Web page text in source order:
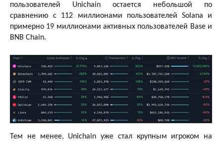
пользователей Unichain остается небольшой по
сравнению с 112 миллионами пользователей Solana и
примерно 19 миллионами активных пользователей Base и
BNB Chain.
Тем не менее, Unichain уже стал крупным игроком на